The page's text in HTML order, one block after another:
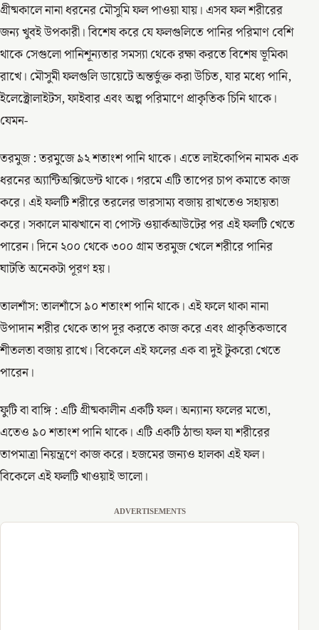
গ্রীষ্মকালে নানা ধরনের মৌসুমি ফল পাওয়া যায়। এসব ফল শরীরের
জন্য খুবই উপকারী। বিশেষ করে যে ফলগুলিতে পানির পরিমাণ বেশি
থাকে সেগুলো পানিশূন্যতার সমস্যা থেকে রক্ষা করতে বিশেষ ভূমিকা
রাখে। মৌসুমী ফলগুলি ডায়েটে অন্তর্ভুক্ত করা উচিত, যার মধ্যে পানি,
ইলেক্ট্রোলাইটস, ফাইবার এবং অল্প পরিমাণে প্রাকৃতিক চিনি থাকে।
যেমন-
তরমুজ : তরমুজে ৯২ শতাংশ পানি থাকে। এতে লাইকোপিন নামক এক
ধরনের অ্যান্টিঅক্সিডেন্ট থাকে। গরমে এটি তাপের চাপ কমাতে কাজ
করে। এই ফলটি শরীরে তরলের ভারসাম্য বজায় রাখতেও সহায়তা
করে। সকালে মাঝখানে বা পোস্ট ওয়ার্কআউটের পর এই ফলটি খেতে
পারেন। দিনে ২০০ থেকে ৩০০ গ্রাম তরমুজ খেলে শরীরে পানির
ঘাটতি অনেকটা পূরণ হয়।
তালশাঁস: তালশাঁসে ৯০ শতাংশ পানি থাকে। এই ফলে থাকা নানা
উপাদান শরীর থেকে তাপ দূর করতে কাজ করে এবং প্রাকৃতিকভাবে
শীতলতা বজায় রাখে। বিকেলে এই ফলের এক বা দুই টুকরো খেতে
পারেন।
ফুটি বা বাঙ্গি : এটি গ্রীষ্মকালীন একটি ফল। অন্যান্য ফলের মতো,
এতেও ৯০ শতাংশ পানি থাকে। এটি একটি ঠান্ডা ফল যা শরীরের
তাপমাত্রা নিয়ন্ত্রণে কাজ করে। হজমের জন্যও হালকা এই ফল।
বিকেলে এই ফলটি খাওয়াই ভালো।
ADVERTISEMENTS